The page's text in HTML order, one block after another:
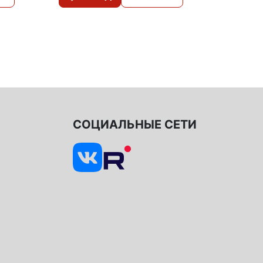
СОЦИАЛЬНЫЕ СЕТИ